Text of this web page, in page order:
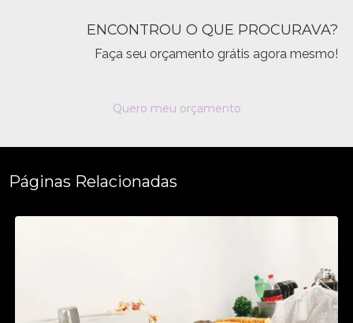
ENCONTROU O QUE PROCURAVA?
Faça seu orçamento grátis agora mesmo!
Quero meu orçamento
Páginas Relacionadas